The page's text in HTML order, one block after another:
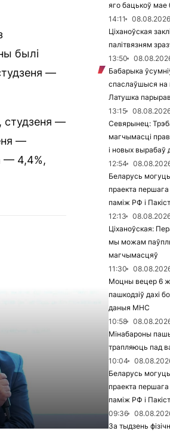
былі
—
студзеня —
—
— 4,4%,
яго бацькоў
14:11
08.08.2026
Ціханоўская
палітвязням
13:50
Бабарыка
спаслаўшыся на
Латушка
13:15
Севярынец:
магчымасці
і новых вырабаў
12:54
Беларусь
праекта
паміж РФ і
12:13
Ціханоўская:
мы можам
магчымасцяў
11:30
Моцны вецер 6
пашкодзіў дахі
даныя МНС
10:58
Мінабароны
трапляюць пад
10:04
Беларусь
праекта
паміж РФ і
09:36
За тыдзень